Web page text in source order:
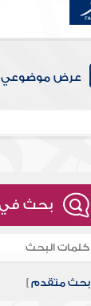
عرض موضوعي
بحث في
[بحث متقدم ]